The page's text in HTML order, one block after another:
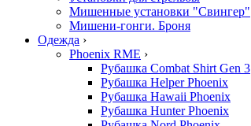
Мишенные установки "Свингер"
Мишени-гонги. Броня
Одежда ›
Phoenix RME ›
Рубашка Combat Shirt Gen 3
Рубашка Helper Phoenix
Рубашка Hawaii Phoenix
Рубашка Hunter Phoenix